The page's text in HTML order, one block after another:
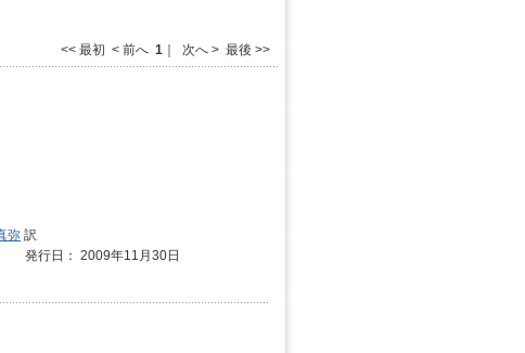
<< 最初 < 前へ 1 ｜ 次へ > 最後 >>
弥 訳
行日： 2009年11月30日